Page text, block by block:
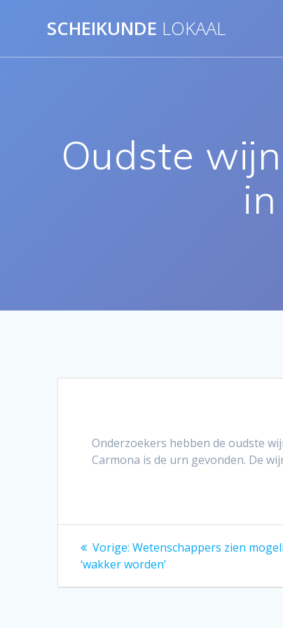
inhoud
SCHEIKUNDE LOKAAL
Oudste
Onderzoekers hebben de oudste
Carmona is de urn gevonden. De
Bericht
navigatie
Vorige: Vorig
bericht:
Wetenschappers zien
‘wakker worden’